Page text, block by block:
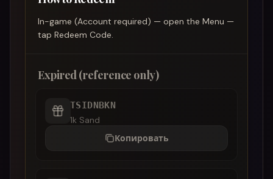
In-game (Account required) — open the Menu —
tap Redeem Code.
Expired (reference only)
TSIDNBKN
1k Sand
Копировать